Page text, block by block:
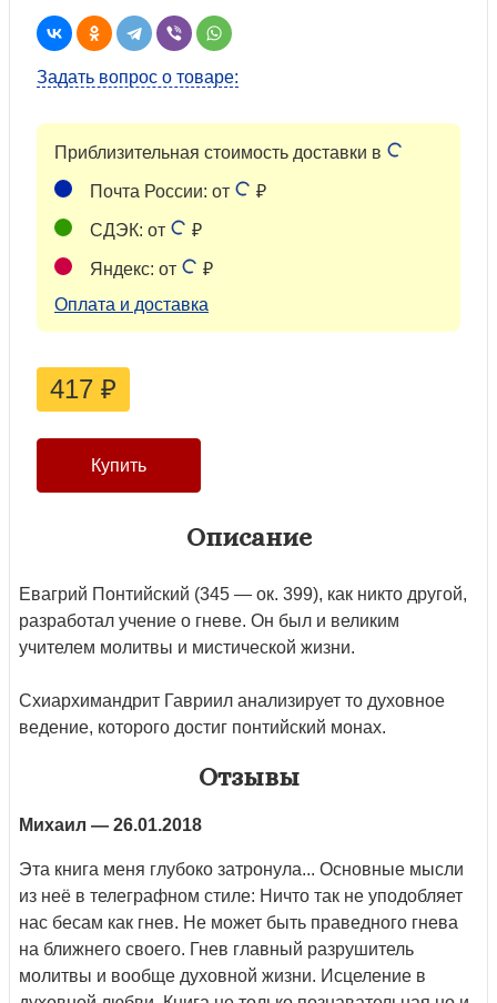
Задать вопрос о товаре:
Приблизительная стоимость доставки в
Почта России: от ₽
СДЭК: от ₽
Яндекс: от
₽
Оплата и доставка
417 ₽
Описание
Евагрий Понтийский (345 — ок. 399), как никто другой,
разработал учение о гневе. Он был и великим
учителем молитвы и мистической жизни.
Схиархимандрит Гавриил анализирует то духовное
ведение, которого достиг понтийский монах.
Отзывы
Михаил — 26.01.2018
Эта книга меня глубоко затронула... Основные мысли
из неё в телеграфном стиле: Ничто так не уподобляет
нас бесам как гнев. Не может быть праведного гнева
на ближнего своего. Гнев главный разрушитель
молитвы и вообще духовной жизни. Исцеление в